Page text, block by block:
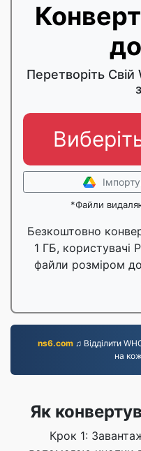
Перетворіть
*Файли
Безкоштовно
1 ГБ, користувачі
файли розміром
ns6.com ♫ Відділити
на
Як
Крок 1: